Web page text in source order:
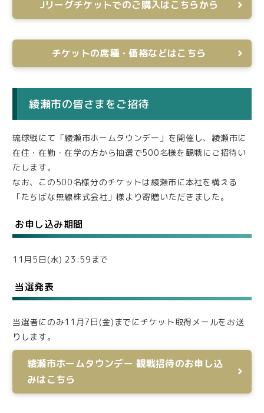
Jリーグチケットでのご購入はこちらから
チケットの席種・価格などはこちら
綾瀬市の皆さまをご招待
琉球戦にて「綾瀬市ホームタウンデー」を開催し、綾瀬市に
在住・在勤・在学の方から抽選で500名様を観戦にご招待い
たします。
なお、この500名様分のチケットは綾瀬市に本社を構える
「たちばな無線株式会社」様より寄贈いただきました。
お申し込み期間
11月5日(水) 23:59まで
当選発表
当選者にのみ11月7日(金)までにチケット取得メールをお送
りします。
綾瀬市ホームタウンデー 観戦招待のお申し込
みはこちら